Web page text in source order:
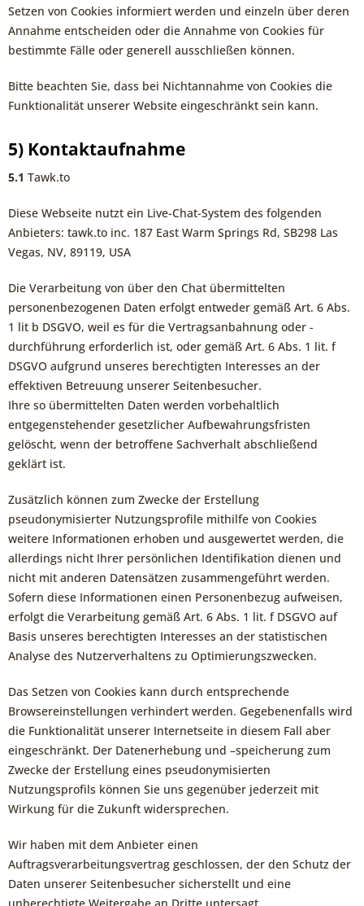
Setzen von Cookies informiert werden und einzeln über deren
Annahme entscheiden oder die Annahme von Cookies für
bestimmte Fälle oder generell ausschließen können.
Bitte beachten Sie, dass bei Nichtannahme von Cookies die
Funktionalität unserer Website eingeschränkt sein kann.
5) Kontaktaufnahme
5.1 Tawk.to
Diese Webseite nutzt ein Live-Chat-System des folgenden
Anbieters: tawk.to inc. 187 East Warm Springs Rd, SB298 Las
Vegas, NV, 89119, USA
Die Verarbeitung von über den Chat übermittelten
personenbezogenen Daten erfolgt entweder gemäß Art. 6 Abs.
1 lit b DSGVO, weil es für die Vertragsanbahnung oder -
durchführung erforderlich ist, oder gemäß Art. 6 Abs. 1 lit. f
DSGVO aufgrund unseres berechtigten Interesses an der
effektiven Betreuung unserer Seitenbesucher.
Ihre so übermittelten Daten werden vorbehaltlich
entgegenstehender gesetzlicher Aufbewahrungsfristen
gelöscht, wenn der betroffene Sachverhalt abschließend
geklärt ist.
Zusätzlich können zum Zwecke der Erstellung
pseudonymisierter Nutzungsprofile mithilfe von Cookies
weitere Informationen erhoben und ausgewertet werden, die
allerdings nicht Ihrer persönlichen Identifikation dienen und
nicht mit anderen Datensätzen zusammengeführt werden.
Sofern diese Informationen einen Personenbezug aufweisen,
erfolgt die Verarbeitung gemäß Art. 6 Abs. 1 lit. f DSGVO auf
Basis unseres berechtigten Interesses an der statistischen
Analyse des Nutzerverhaltens zu Optimierungszwecken.
Das Setzen von Cookies kann durch entsprechende
Browsereinstellungen verhindert werden. Gegebenenfalls wird
die Funktionalität unserer Internetseite in diesem Fall aber
eingeschränkt. Der Datenerhebung und –speicherung zum
Zwecke der Erstellung eines pseudonymisierten
Nutzungsprofils können Sie uns gegenüber jederzeit mit
Wirkung für die Zukunft widersprechen.
Wir haben mit dem Anbieter einen
Auftragsverarbeitungsvertrag geschlossen, der den Schutz der
Daten unserer Seitenbesucher sicherstellt und eine